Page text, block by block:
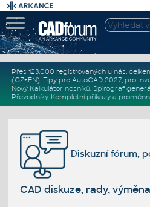
Přes 123.000 registrovaných u nás,
(CZ+EN). Tipy pro AutoCAD 2027, pro
Nový Kalkulátor nosníků, Spirograf
Převodníky. Kompletní příkazya
Diskuzní fórum,
CAD diskuze, rady,